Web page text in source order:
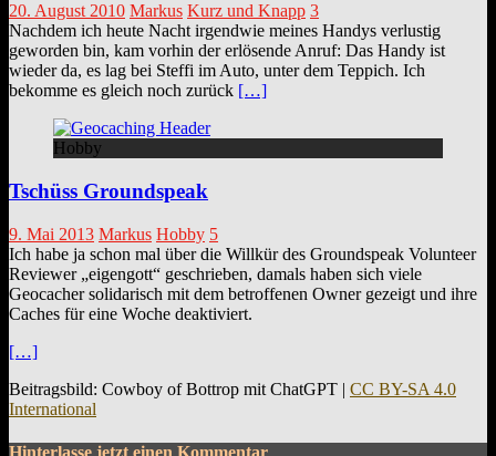
20. August 2010 Markus Kurz und Knapp 3
Nachdem ich heute Nacht irgendwie meines Handys verlustig
geworden bin, kam vorhin der erlösende Anruf: Das Handy ist
wieder da, es lag bei Steffi im Auto, unter dem Teppich. Ich
bekomme es gleich noch zurück […]
Hobby
Tschüss Groundspeak
9. Mai 2013 Markus Hobby 5
Ich habe ja schon mal über die Willkür des Groundspeak Volunteer
Reviewer „eigengott“ geschrieben, damals haben sich viele
Geocacher solidarisch mit dem betroffenen Owner gezeigt und ihre
Caches für eine Woche deaktiviert.
[…]
Beitragsbild: Cowboy of Bottrop mit ChatGPT | CC BY-SA 4.0
International
Hinterlasse jetzt einen Kommentar